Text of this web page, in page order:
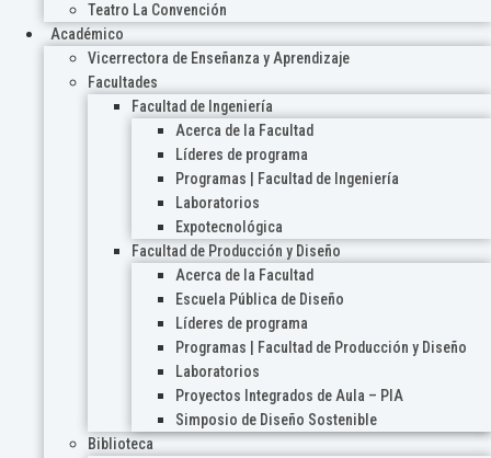
Teatro La Convención
Académico
Vicerrectora de Enseñanza y Aprendizaje
Facultades
Facultad de Ingeniería
Acerca de la Facultad
Líderes de programa
Programas | Facultad de Ingeniería
Laboratorios
Expotecnológica
Facultad de Producción y Diseño
Acerca de la Facultad
Escuela Pública de Diseño
Líderes de programa
Programas | Facultad de Producción y Diseño
Laboratorios
Proyectos Integrados de Aula – PIA
Simposio de Diseño Sostenible
Biblioteca